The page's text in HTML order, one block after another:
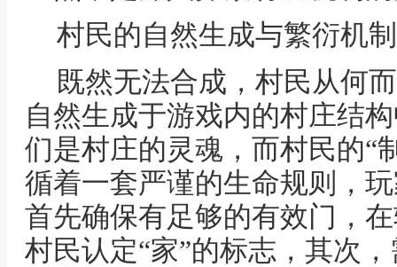
村民的自然生成与繁衍机制
既然无法合成，村民从何
自然生成于游戏内的村庄结
们是村庄的灵魂，而村民的“
循着一套严谨的生命规则，
首先确保有足够的有效门，
村民认定“家”的标志，其次